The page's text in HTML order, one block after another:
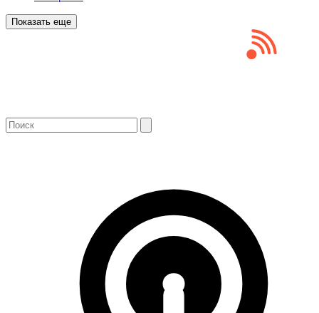
Показать еще